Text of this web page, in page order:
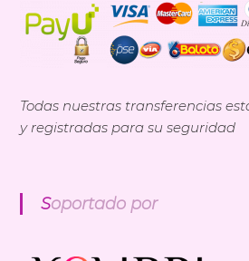
Todas nuestras transferencias
y registradas para su seguridad
Soportado por